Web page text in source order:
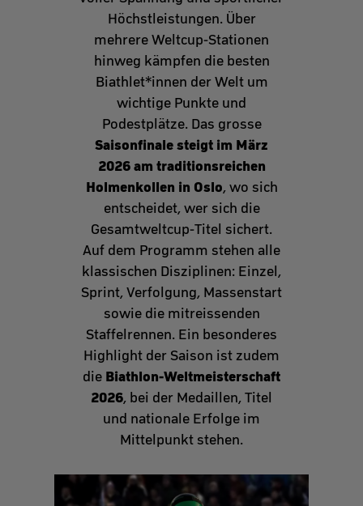
Höchstleistungen. Über
mehrere Weltcup‑Stationen
hinweg kämpfen die besten
Biathlet*innen der Welt um
wichtige Punkte und
Podestplätze. Das grosse
Saisonfinale steigt im März
2026 am traditionsreichen
Holmenkollen in Oslo, wo sich
entscheidet, wer sich die
Gesamtweltcup‑Titel sichert.
Auf dem Programm stehen alle
klassischen Disziplinen: Einzel,
Sprint, Verfolgung, Massenstart
sowie die mitreissenden
Staffelrennen. Ein besonderes
Highlight der Saison ist zudem
die Biathlon‑Weltmeisterschaft
2026, bei der Medaillen, Titel
und nationale Erfolge im
Mittelpunkt stehen.